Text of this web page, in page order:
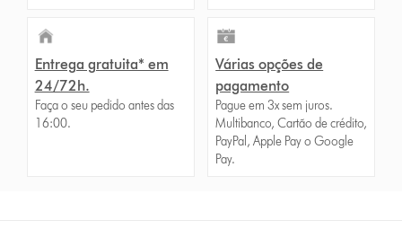
Entrega gratuita* em
24/72h.
Faça o seu pedido antes das
16:00.
Várias opções de
pagamento
Pague em 3x sem juros.
Multibanco, Cartão de crédito,
PayPal, Apple Pay o Google
Pay.